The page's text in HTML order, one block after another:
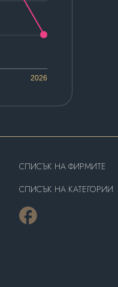
2026
СПИСЪК НА ФИРМИТЕ
СПИСЪК НА КАТЕГОРИИ